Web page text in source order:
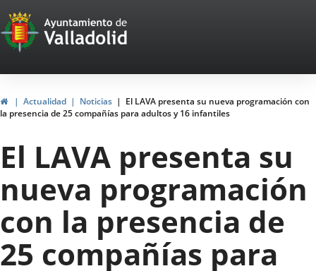
Portal
Web
del
Ayuntamiento
de
Valladolid
InicioActualidad Noticias
El LAVA presenta su nueva programación con
la presencia de 25 compañías para adultos y 16 infantiles
El LAVA presenta su
nueva programación
con la presencia de
25 compañías para